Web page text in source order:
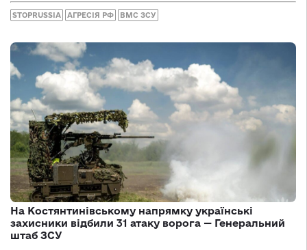
STOPRUSSIA АГРЕСІЯ РФ ВМС ЗСУ
На Костянтинівському напрямку українські
захисники відбили 31 атаку ворога — Генеральний
штаб ЗСУ